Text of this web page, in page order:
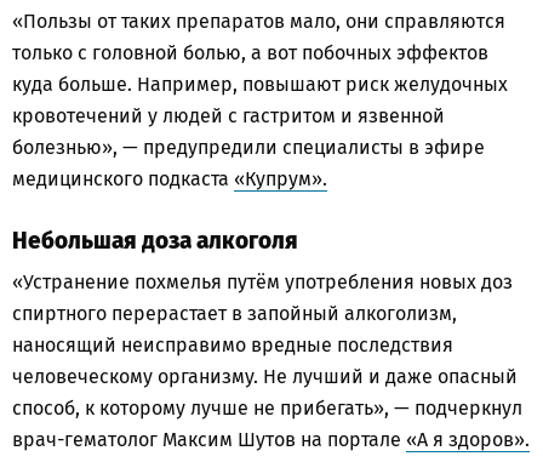
«Пользы от таких препаратов мало, они справляются
только с головной болью, а вот побочных эффектов
куда больше. Например, повышают риск желудочных
кровотечений у людей с гастритом и язвенной
болезнью», — предупредили специалисты в эфире
медицинского подкаста «Купрум».
Небольшая доза алкоголя
«Устранение похмелья путём употребления новых доз
спиртного перерастает в запойный алкоголизм,
наносящий неисправимо вредные последствия
человеческому организму. Не лучший и даже опасный
способ, к которому лучше не прибегать», — подчеркнул
врач-гематолог Максим Шутов на портале «А я здоров».